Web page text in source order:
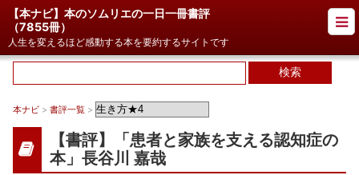
【本ナビ】本のソムリエの一日一冊書評
（7855冊）
人生を変えるほど感動する本を要約するサイトです
本ナビ > 書評一覧 >
【書評】「患者と家族を支える認知症の
本」長谷川 嘉哉